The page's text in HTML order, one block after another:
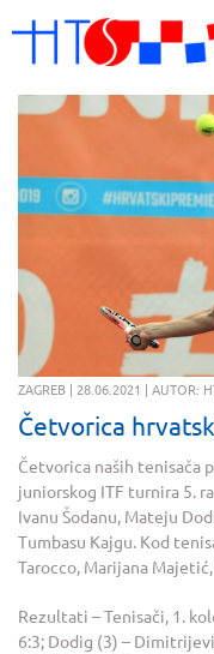
ZAGREB | 28.06.2021 | AUTOR:
Četvorica
Četvorica naših tenisača
juniorskog ITF turnira 5.
Ivanu Šodanu, Mateju
Tumbasu Kajgu. Kod
Tarocco, Marijana
Rezultati – Tenisači, 1.
6:3; Dodig (3) –